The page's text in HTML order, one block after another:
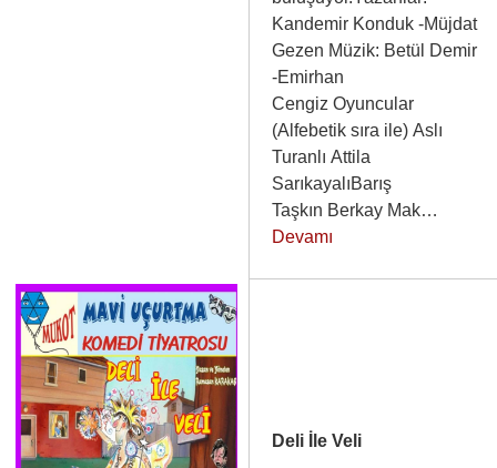
Kandemir Konduk -Müjdat
Gezen Müzik: Betül Demir
-Emirhan
Cengiz Oyuncular
(Alfebetik sıra ile) Aslı
Turanlı Attila
SarıkayalıBarış
Taşkın Berkay Mak…
Devamı
Deli İle Veli